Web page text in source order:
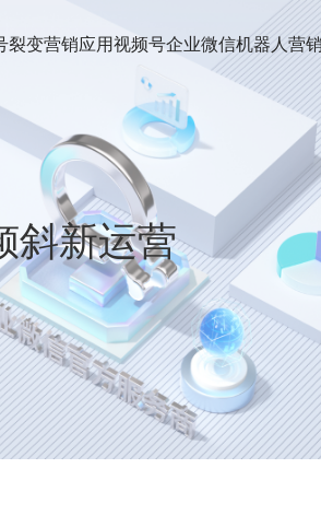
裂变营销应用视频号企业微信机器人营
斜新运营